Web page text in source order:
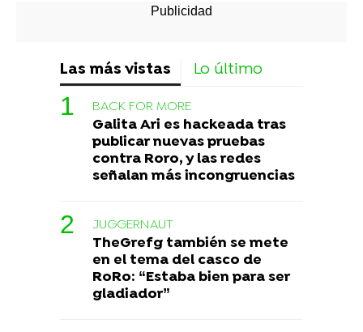
Las más vistas Lo último
BACK FOR MORE
Galita Ari es hackeada tras
publicar nuevas pruebas
contra Roro, y las redes
señalan más incongruencias
JUGGERNAUT
TheGrefg también se mete
en el tema del casco de
RoRo: “Estaba bien para ser
gladiador”